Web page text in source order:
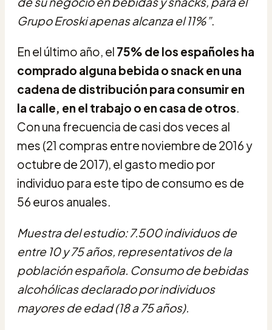
Grupo Eroski apenas alcanza el 11%”.
En el último año, el 75% de los españoles ha
comprado alguna bebida o snack en una
cadena de distribución para consumir en
la calle, en el trabajo o en casa de otros.
Con una frecuencia de casi dos veces al
mes (21 compras entre noviembre de 2016 y
octubre de 2017), el gasto medio por
individuo para este tipo de consumo es de
56 euros anuales.
Muestra del estudio: 7.500 individuos de
entre 10 y 75 años, representativos de la
población española. Consumo de bebidas
alcohólicas declarado por individuos
mayores de edad (18 a 75 años).